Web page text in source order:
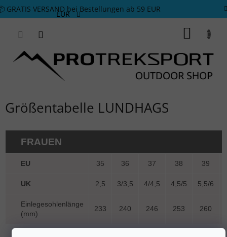
Zum Inhalt springen
GRATIS VERSAND bei Bestellungen ab 59 EUR
EUR
Größentabelle LUNDHAGS
FRAUEN
EU 35 36 37 38 39
UK 2,5 3/3,5 4/4,5 4,5/5 5,5/6
Einlegesohlenlänge
(mm)
233 240 246 253 260